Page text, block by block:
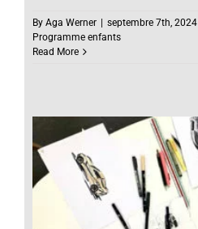
By Aga Werner septembre 7th, 2024
Programme enfants
Read More